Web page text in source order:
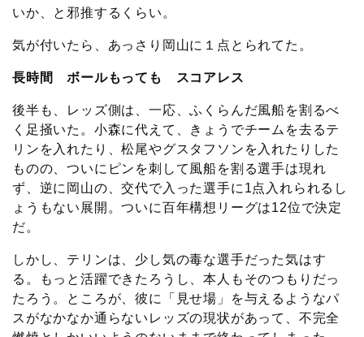
いか、と邪推するくらい。
気が付いたら、あっさり岡山に１点とられてた。
長時間 ボールもっても スコアレス
後半も、レッズ側は、一応、ふくらんだ風船を割るべ
く足掻いた。小森に代えて、きょうでチームを去るテ
リンを入れたり、松尾やグスタフソンを入れたりした
ものの、ついにピンを刺して風船を割る選手は現れ
ず、逆に岡山の、交代で入った選手に1点入れられるし
ょうもない展開。ついに百年構想リーグは12位で決定
だ。
しかし、テリンは、少し気の毒な選手だった気はす
る。もっと活躍できたろうし、本人もそのつもりだっ
たろう。ところが、彼に「見せ場」を与えるようなパ
スがなかなか通らないレッズの現状があって、不完全